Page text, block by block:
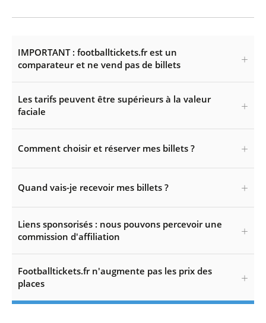
IMPORTANT : footballtickets.fr est un
comparateur et ne vend pas de billets
Les tarifs peuvent être supérieurs à la valeur
faciale
Comment choisir et réserver mes billets ?
Quand vais-je recevoir mes billets ?
Liens sponsorisés : nous pouvons percevoir une
commission d'affiliation
Footballtickets.fr n'augmente pas les prix des
places